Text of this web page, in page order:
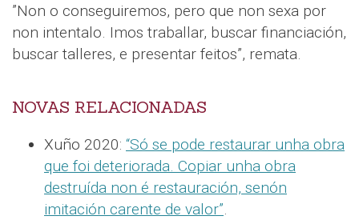
”Non o conseguiremos, pero que non sexa por
non intentalo. Imos traballar, buscar financiación,
buscar talleres, e presentar feitos”, remata.
NOVAS RELACIONADAS
Xuño 2020: “Só se pode restaurar unha obra
que foi deteriorada. Copiar unha obra
destruída non é restauración, senón
imitación carente de valor”.